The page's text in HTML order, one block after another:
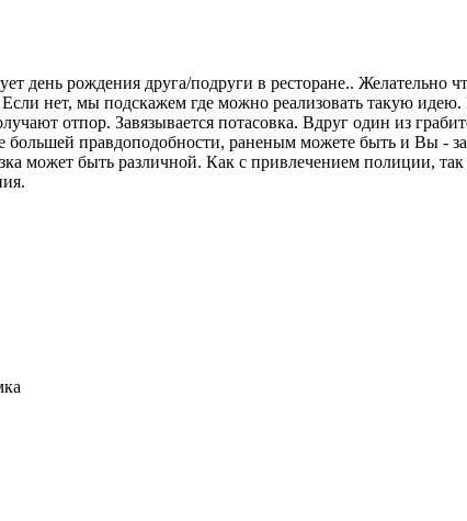
день рождения друга/подруги в ресторане..
нет, мы подскажем где можно реализовать такую
отпор. Завязывается потасовка. Вдруг один из
правдоподобности, раненым можете быть и Вы -
может быть различной. Как с привлечением полиции,